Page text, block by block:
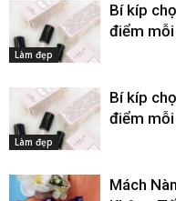
Làm đẹp
Bí kíp
điểm
Làm đẹp
Bí kíp
điểm
Mách